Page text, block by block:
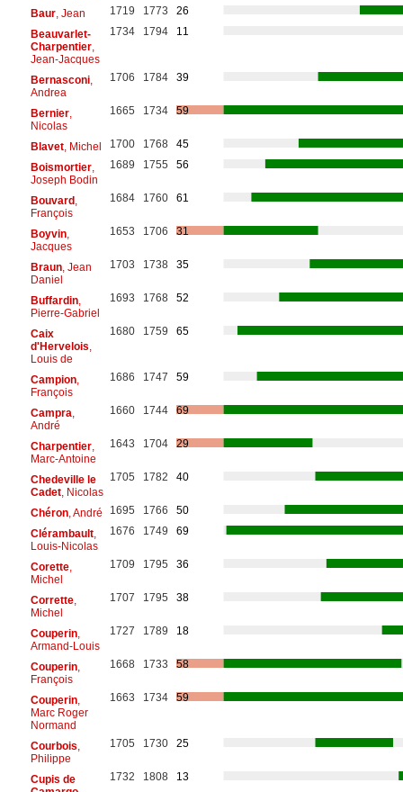
Baur, Jean 1719 1773
26
Beauvarlet-
Charpentier,
Jean-Jacques
1734 1794 11
Bernasconi,
Andrea
1706 1784 39
Bernier,
Nicolas
1665 1734 59
Blavet, Michel 1700 1768
45
Boismortier,
Joseph Bodin
1689 1755 56
Bouvard,
François
1684 1760 61
Boyvin,
Jacques
1653 1706 31
Braun, Jean
Daniel
1703 1738 35
Buffardin,
Pierre-Gabriel
1693 1768 52
Caix
d'Hervelois
Louis de
1680 1759 65
Campion,
François
1686 1747 59
Campra
André
1660 1744 69
Charpentier,
Marc-Antoine
1643 1704 29
Chedeville le
Cadet, Nicolas
1705 1782 40
Chéron, André 1695 1766
50
Clérambault,
Louis-Nicolas
1676 1749 69
Corette,
Michel
1709 1795 36
Corrette,
Michel
1707 1795 38
Couperin,
Armand-Louis
1727 1789 18
Couperin,
François
1668 1733 58
Couperin,
Marc Roger
Normand
1663 1734 59
Courbois
Philippe
1705 1730 25
Cupis de
1732 1808 13